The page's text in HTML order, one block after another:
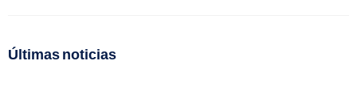
Últimas noticias